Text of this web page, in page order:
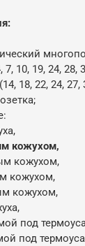
10, 19, 24, 28,
18, 22, 24, 27,
кожухом,
кожухом,
кожухом,
кожухом,
под
под